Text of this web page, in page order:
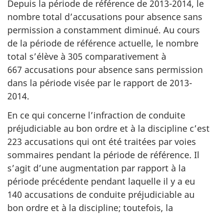
Depuis la période de référence de 2013-2014, le
nombre total d’accusations pour absence sans
permission a constamment diminué. Au cours
de la période de référence actuelle, le nombre
total s’élève à 305 comparativement à
667 accusations pour absence sans permission
dans la période visée par le rapport de 2013-
2014.
En ce qui concerne l’infraction de conduite
préjudiciable au bon ordre et à la discipline c’est
223 accusations qui ont été traitées par voies
sommaires pendant la période de référence. Il
s’agit d’une augmentation par rapport à la
période précédente pendant laquelle il y a eu
140 accusations de conduite préjudiciable au
bon ordre et à la discipline; toutefois, la